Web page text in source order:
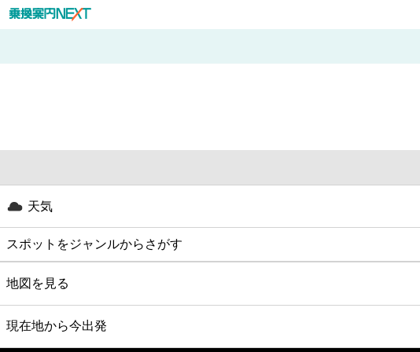
天気
スポットをジャンルからさがす
グルメ
映画
地図を見る
現在地から今出発